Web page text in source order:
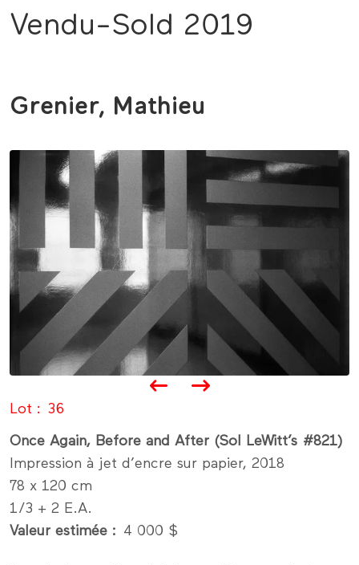
Vendu-Sold 2019
Grenier, Mathieu
Lot 36
Once Again, Before and After (Sol LeWitt’s #821)
Impression à jet d’encre sur papier, 2018
78 x 120 cm
1/3 + 2 E.A.
Valeur estimée
4 000 $